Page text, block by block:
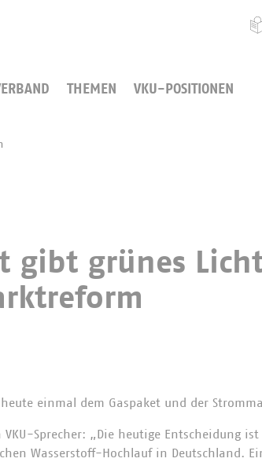
THEMEN VKU-POSITIONEN
gibt grünes
einmal dem Gaspaket und der
VKU-Sprecher: „Die heutige Entscheidung
Wasserstoff-Hochlauf in Deutschland.